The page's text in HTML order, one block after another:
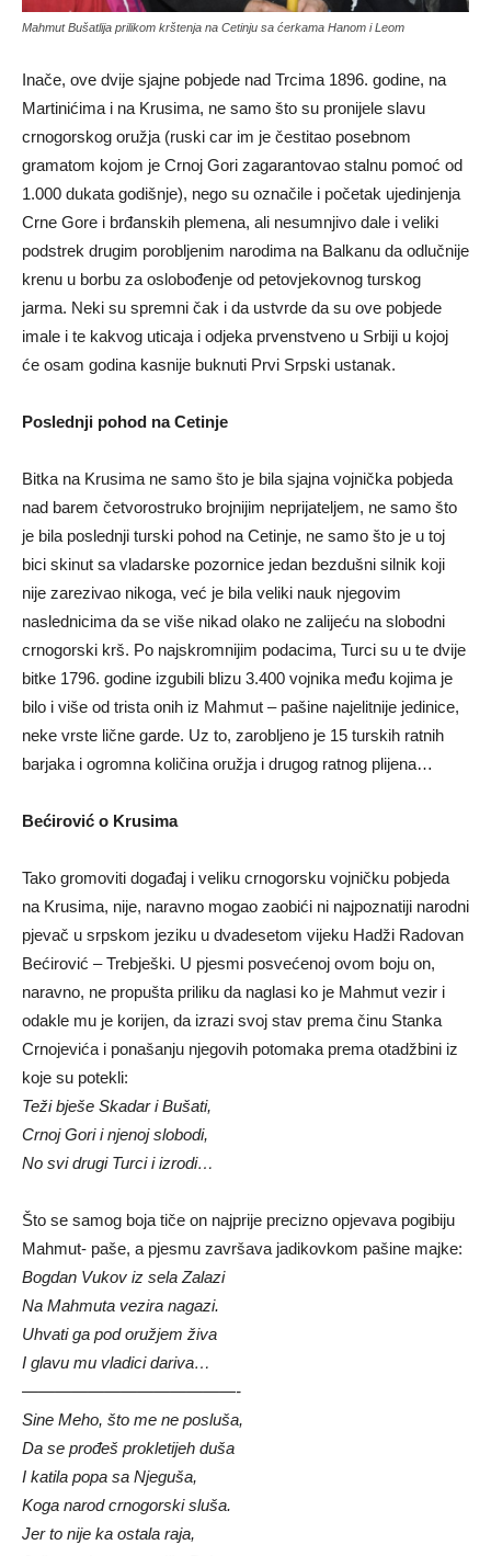
Mahmut Bušatlija prilikom krštenja na Cetinju sa ćerkama Hanom i Leom
Inače, ove dvije sjajne pobjede nad Trcima 1896. godine, na
Martinićima i na Krusima, ne samo što su pronijele slavu
crnogorskog oružja (ruski car im je čestitao posebnom
gramatom kojom je Crnoj Gori zagarantovao stalnu pomoć od
1.000 dukata godišnje), nego su označile i početak ujedinjenja
Crne Gore i brđanskih plemena, ali nesumnjivo dale i veliki
podstrek drugim porobljenim narodima na Balkanu da odlučnije
krenu u borbu za oslobođenje od petovjekovnog turskog
jarma. Neki su spremni čak i da ustvrde da su ove pobjede
imale i te kakvog uticaja i odjeka prvenstveno u Srbiji u kojoj
će osam godina kasnije buknuti Prvi Srpski ustanak.
Poslednji pohod na Cetinje
Bitka na Krusima ne samo što je bila sjajna vojnička pobjeda
nad barem četvorostruko brojnijim neprijateljem, ne samo što
je bila poslednji turski pohod na Cetinje, ne samo što je u toj
bici skinut sa vladarske pozornice jedan bezdušni silnik koji
nije zarezivao nikoga, već je bila veliki nauk njegovim
naslednicima da se više nikad olako ne zalijeću na slobodni
crnogorski krš. Po najskromnijim podacima, Turci su u te dvije
bitke 1796. godine izgubili blizu 3.400 vojnika među kojima je
bilo i više od trista onih iz Mahmut – pašine najelitnije jedinice,
neke vrste lične garde. Uz to, zarobljeno je 15 turskih ratnih
barjaka i ogromna količina oružja i drugog ratnog plijena…
Bećirović o Krusima
Tako gromoviti događaj i veliku crnogorsku vojničku pobjeda
na Krusima, nije, naravno mogao zaobići ni najpoznatiji narodni
pjevač u srpskom jeziku u dvadesetom vijeku Hadži Radovan
Bećirović – Trebješki. U pjesmi posvećenoj ovom boju on,
naravno, ne propušta priliku da naglasi ko je Mahmut vezir i
odakle mu je korijen, da izrazi svoj stav prema činu Stanka
Crnojevića i ponašanju njegovih potomaka prema otadžbini iz
koje su potekli:
Teži bješe Skadar i Bušati,
Crnoj Gori i njenoj slobodi,
No svi drugi Turci i izrodi…
Što se samog boja tiče on najprije precizno opjevava pogibiju
Mahmut- paše, a pjesmu završava jadikovkom pašine majke:
Bogdan Vukov iz sela Zalazi
Na Mahmuta vezira nagazi.
Uhvati ga pod oružjem živa
I glavu mu vladici dariva…
—————————————-
Sine Meho, što me ne posluša,
Da se prođeš prokletijeh duša
I katila popa sa Njeguša,
Koga narod crnogorski sluša.
Jer to nije ka ostala raja,